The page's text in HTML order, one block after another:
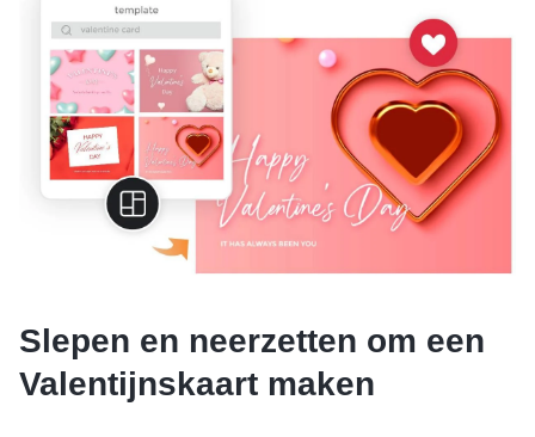
Slepen en neerzetten om een
Valentijnskaart maken